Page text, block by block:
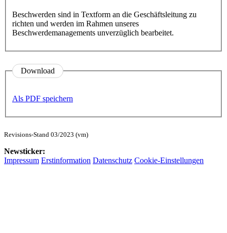
Beschwerden sind in Textform an die Geschäftsleitung zu
richten und werden im Rahmen unseres
Beschwerdemanagements unverzüglich bearbeitet.
Download
Als PDF speichern
Revisions-Stand 03/2023 (vm)
Newsticker:
Impressum Erstinformation Datenschutz Cookie-Einstellungen